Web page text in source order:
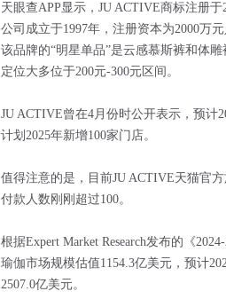
天眼查APP显示，JU ACTIVE商标注册
公司成立于1997年，注册资本为2000万元
该品牌的“明星单品”是云感慕斯裤和体
定位大多位于200元-300元区间。
JU ACTIVE曾在4月份时公开表示，预计
计划2025年新增100家门店。
值得注意的是，目前JU ACTIVE天猫官
付款人数刚刚超过100。
根据Expert Market Research发布的《
瑜伽市场规模估值1154.3亿美元，预计
2507.0亿美元。